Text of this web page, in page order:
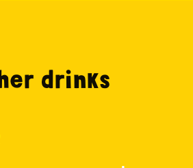
drinks